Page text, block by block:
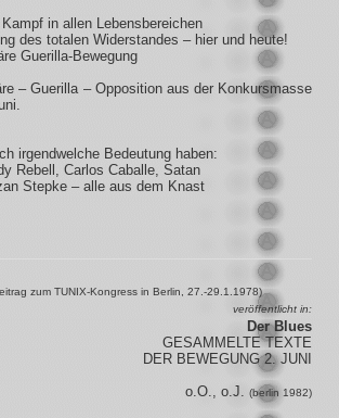
in allen Lebensbereichen
des totalen Widerstandes – hier und heute!
Guerilla-Bewegung
– Guerilla – Opposition aus der Konkursmasse
irgendwelche Bedeutung haben:
Rebell, Carlos Caballe, Satan
Stepke – alle aus dem Knast
zum TUNIX-Kongress in Berlin, 27.-29.1.1978)
veröffentlicht in:
Der Blues
GESAMMELTE TEXTE
DER BEWEGUNG 2. JUNI
o.O., o.J.
(berlin 1982)